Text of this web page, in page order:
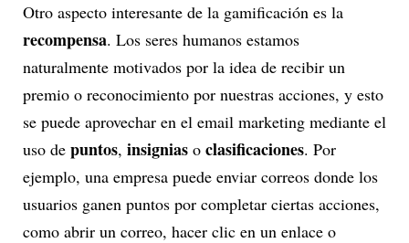
Otro aspecto interesante de la gamificación es la
recompensa. Los seres humanos estamos
naturalmente motivados por la idea de recibir un
premio o reconocimiento por nuestras acciones, y esto
se puede aprovechar en el email marketing mediante el
uso de puntos, insignias o clasificaciones. Por
ejemplo, una empresa puede enviar correos donde los
usuarios ganen puntos por completar ciertas acciones,
como abrir un correo, hacer clic en un enlace o